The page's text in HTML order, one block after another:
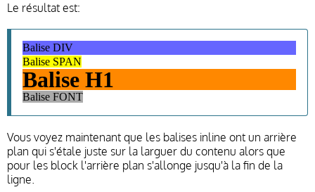
Le résultat est:
Balise DIV
Balise SPAN
Balise H1
Balise FONT
Vous voyez maintenant que les balises inline ont un arrière
plan qui s'étale juste sur la larguer du contenu alors que
pour les block l'arrière plan s'allonge jusqu'à la fin de la
ligne.